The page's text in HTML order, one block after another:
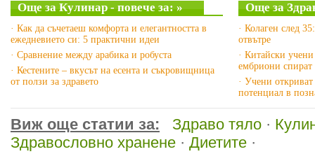
Още за Кулинар - повече за: »
· Как да съчетаеш комфорта и елегантността в
ежедневието си: 5 практични идеи
· Сравнение между арабика и робуста
· Кестените – вкусът на есента и съкровищница
от ползи за здравето
Още за
· Колаген след
отвътре
· Китайски
ембриони спират
· Учени
потенциал в
Виж още статии за: Здраво тяло ·
Здравословно хранене · Диетите ·